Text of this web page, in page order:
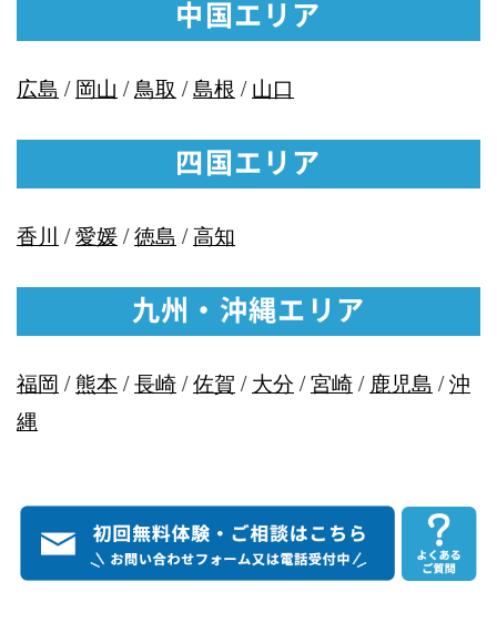
中国エリア
広島 /岡山 /鳥取 /島根 /山口
四国エリア
香川 /愛媛/徳島 /高知
九州・沖縄エリア
福岡 /熊本 /長崎/佐賀 /大分 /宮崎/ 鹿児島 /沖
縄